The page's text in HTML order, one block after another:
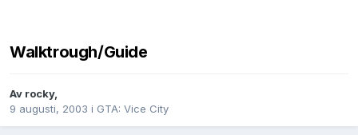
Walktrough/Guide
Av rocky,
9 augusti, 2003 i GTA: Vice City